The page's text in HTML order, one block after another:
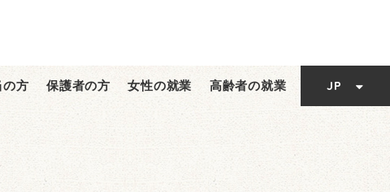
の方 保護者の方 女性の就業 高齢者の就業 JP TC